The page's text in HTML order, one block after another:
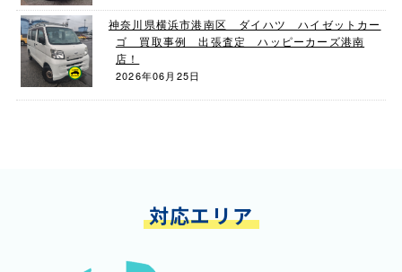
神奈川県横浜市港南区 ダイハツ ハイゼットカー
ゴ 買取事例 出張査定 ハッピーカーズ港南
店！
2026年06月25日
対応エリア